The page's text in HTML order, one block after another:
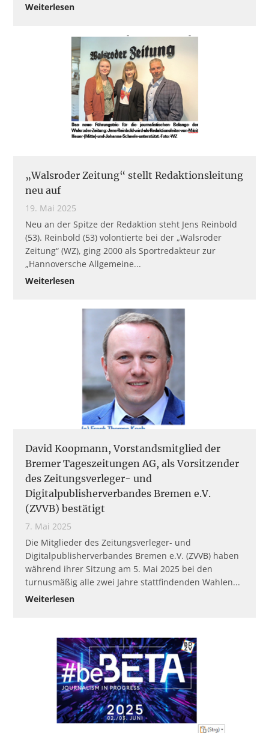
Weiterlesen
„Walsroder Zeitung“ stellt Redaktionsleitung
neu auf
19. Mai 2025
Neu an der Spitze der Redaktion steht Jens Reinbold
(53). Reinbold (53) volontierte bei der „Walsroder
Zeitung“ (WZ), ging 2000 als Sportredakteur zur
„Hannoversche Allgemeine
Weiterlesen
David Koopmann, Vorstandsmitglied der
Bremer Tageszeitungen AG, als Vorsitzender
des Zeitungsverleger- und
Digitalpublisherverbandes Bremen e.V.
(ZVVB) bestätigt
7. Mai 2025
Die Mitglieder des Zeitungsverleger- und
Digitalpublisherverbandes Bremen e.V. (ZVVB) haben
während ihrer Sitzung am 5. Mai 2025 bei den
turnusmäßig alle zwei Jahre stattfindenden Wahlen
Weiterlesen